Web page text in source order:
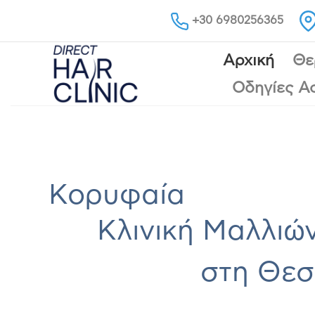
content
+30 6980256365
Αρχική
Οδηγίες
Κορυφαία
Κλινική
στη